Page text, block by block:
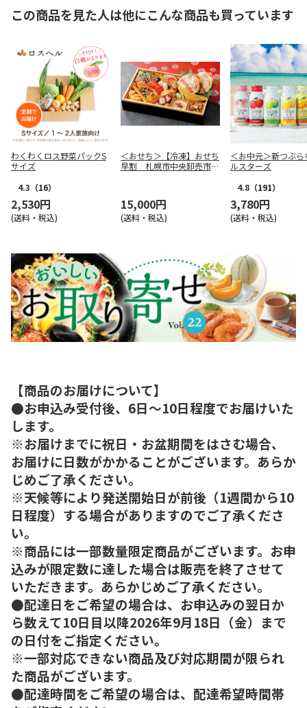
この商品を見た人は他にこんな商品も買っています
わくわくロス野菜パックS
サイズ
4.3 （16）
2,530円
(送料・税込)
＜おせち＞【冷凍】おせち
早割 札幌市中央卸売市場
15,000円
(送料・税込)
＜お中元＞新つぶら
ルスターズ
4.8 （191）
3,780円
(送料・税込)
【商品のお届けについて】
●お申込み受付後、6日～10日程度でお届けいた
します。
※お届けまでに祝日・お盆期間をはさむ場合、
お届けに日数がかかることがございます。あらか
じめご了承ください。
※天候等により発送開始日が前後（1週間から10
日程度）する場合がありますのでご了承くださ
い。
※商品には一部数量限定商品がございます。お申
込みが限定数に達した場合は販売を終了させて
いただきます。あらかじめご了承ください。
●配達日をご希望の場合は、お申込みの翌日か
ら数えて10日目以降2026年9月18日（金）まで
の日付をご指定ください。
※一部対応できない商品及び対応期間が限られ
た商品がございます。
●配達時間をご希望の場合は、配達希望時間帯